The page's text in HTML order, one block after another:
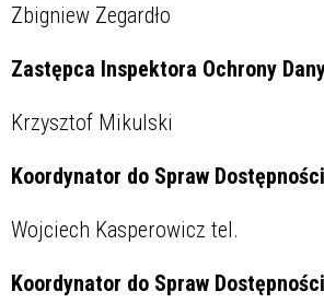
Zbigniew Zegardło
Zastępca Inspektora Ochrony
Krzysztof Mikulski
Koordynator do Spraw
Wojciech Kasperowicz tel.
Koordynator do Spraw Dostępności